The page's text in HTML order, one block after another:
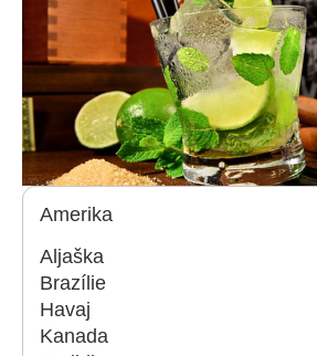
Amerika
Aljaška
Brazílie
Havaj
Kanada